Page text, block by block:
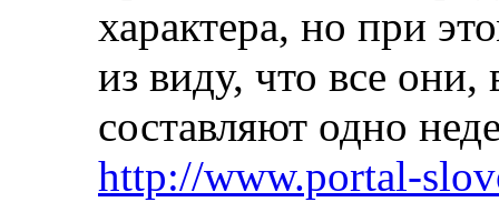
характера, но при
из виду, что все они,
составляют одно
http://www.portal-